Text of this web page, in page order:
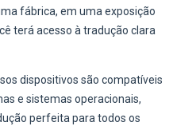
fábrica, em uma exposição
terá acesso à tradução clara
dispositivos são compatíveis
e sistemas operacionais,
perfeita para todos os